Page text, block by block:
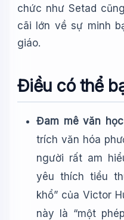
chức như Setad
cãi lớn về sự minh
giáo.
Điều có thể
Đam mê văn
trích văn hóa
người rất am
yêu thích tiểu
khổ” của Victor
này là “một